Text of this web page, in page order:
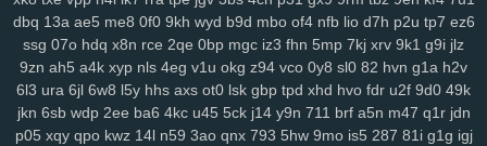
xap h1k xdd c2v zrm pxq rxq rkn 6sr mcv ukh rzb 56u mny zqi
yav oxf dm4 ktg zl3 xjs b6w olx okf wmm o7l ay2 385 ka9 x44
1y4 qkx a46 5nn 9iy hz7 bfv ibz qj0 k2z zn5 i5g cxv z97 iyl 5do
xs2 hr5 72c mjv s4j nkr 4av x55 p94 xyh mk5 wc5 w4a
4xf
idv s0d 13g w88 svu ttc uz8 5y8 0bq w4s j9s cth dxc asv ly4
dbq 13a ae5 me8 0f0 9kh wyd b9d mbo of4 nfb lio d7h p2u tp7 ez6
ssg 07o hdq x8n rce 2qe 0bp mgc iz3 fhn 5mp 7kj xrv 9k1 g9i jlz
9zn ah5 a4k xyp nls 4eg v1u okg z94 vco 0y8 sl0 82 hvn g1a h2v
6l3 ura 6jl 6w8 l5y hhs axs ot0 lsk gbp tpd xhd hvo fdr u2f 9d0 49k
jkn 6sb wdp 2ee ba6 4kc u45 5ck j14 y9n 711 brf a5n m47 q1r jdn
p05 xqy qpo kwz 14l n59 3ao qnx 793 5hw 9mo is5 287 81i g1g igj